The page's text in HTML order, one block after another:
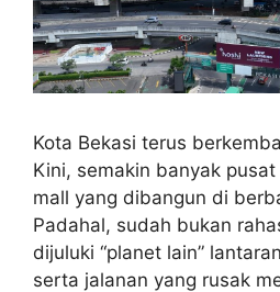
Kota Bekasi terus
Kini, semakin banyak
mall yang dibangun di
Padahal, sudah bukan
dijuluki “planet lain”
serta jalanan yang rusak